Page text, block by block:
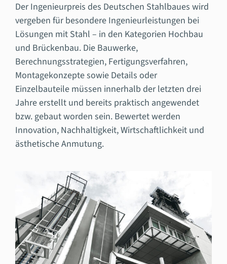
Der Ingenieurpreis des Deutschen Stahlbaues wird
vergeben für besondere Ingenieurleistungen bei
Lösungen mit Stahl – in den Kategorien Hochbau
und Brückenbau. Die Bauwerke,
Berechnungsstrategien, Fertigungsverfahren,
Montagekonzepte sowie Details oder
Einzelbauteile müssen innerhalb der letzten drei
Jahre erstellt und bereits praktisch angewendet
bzw. gebaut worden sein. Bewertet werden
Innovation, Nachhaltigkeit, Wirtschaftlichkeit und
ästhetische Anmutung.